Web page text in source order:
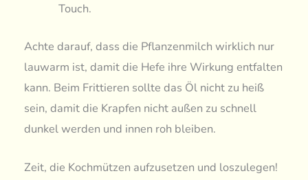
Touch.
Achte darauf, dass die Pflanzenmilch wirklich nur
lauwarm ist, damit die Hefe ihre Wirkung entfalten
kann. Beim Frittieren sollte das Öl nicht zu heiß
sein, damit die Krapfen nicht außen zu schnell
dunkel werden und innen roh bleiben.
Zeit, die Kochmützen aufzusetzen und loszulegen!